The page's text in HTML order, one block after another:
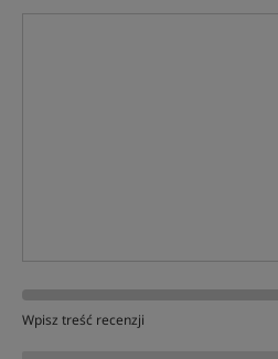
Wpisz treść recenzji